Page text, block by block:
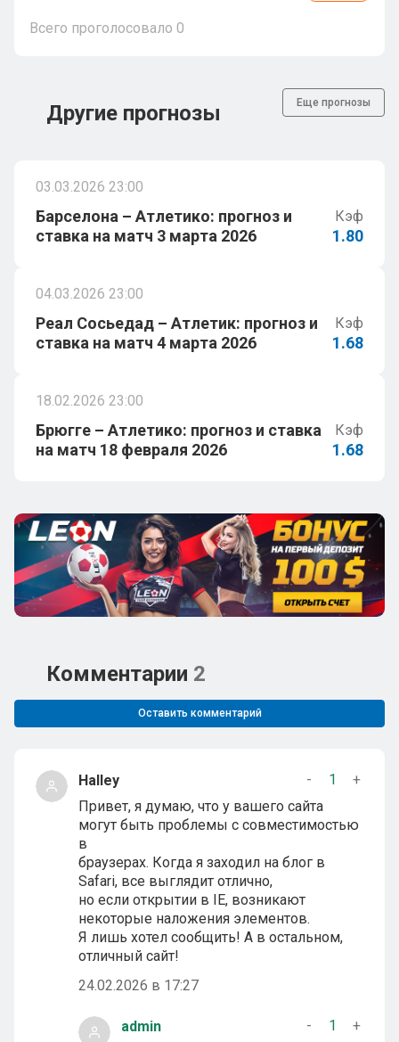
Всего проголосовало 0
Другие прогнозы Еще прогнозы
03.03.2026 23:00
Барселона – Атлетико: прогноз и
ставка на матч 3 марта 2026
Кэф
1.80
04.03.2026 23:00
Реал Сосьедад – Атлетик: прогноз и
ставка на матч 4 марта 2026
Кэф
1.68
18.02.2026 23:00
Брюгге – Атлетико: прогноз и ставка
на матч 18 февраля 2026
Кэф
1.68
Комментарии 2
Оставить комментарий
Halley - 1
+
Привет, я думаю, что у вашего сайта
могут быть проблемы с совместимостью
в
браузерах. Когда я заходил на блог в
Safari, все выглядит отлично,
но если открытии в IE, возникают
некоторые наложения элементов.
Я лишь хотел сообщить! А в остальном,
отличный сайт!
24.02.2026 в 17:27
admin - 1
+